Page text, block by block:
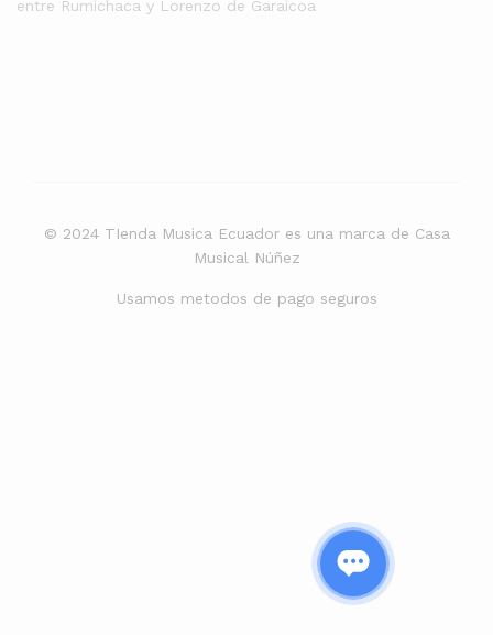
entre Rumichaca y Lorenzo de Garaicoa
© 2024 TIenda Musica Ecuador es una marca de Casa
Musical Núñez
Usamos metodos de pago seguros